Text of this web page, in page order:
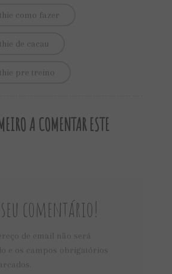
como fazer
de cacau
pre treino
A COMENTAR ESTE
comentário!
de email não será
e os campos obrigatórios